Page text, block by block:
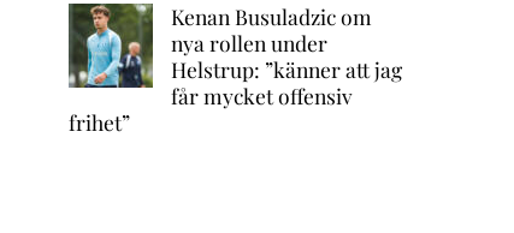
Kenan Busuladzic om
nya rollen under
Helstrup: ”känner att jag
får mycket offensiv
frihet”